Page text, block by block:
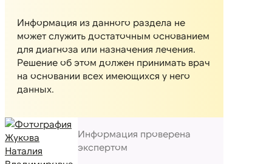
Информация из данного раздела не
может служить достаточным основанием
для диагноза или назначения лечения.
Решение об этом должен принимать врач
на основании всех имеющихся у него
данных.
Информация проверена
экспертом